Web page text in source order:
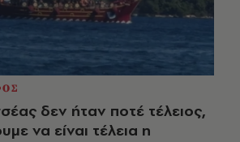
δεν ήταν ποτέ τέλειος,
να είναι τέλεια η